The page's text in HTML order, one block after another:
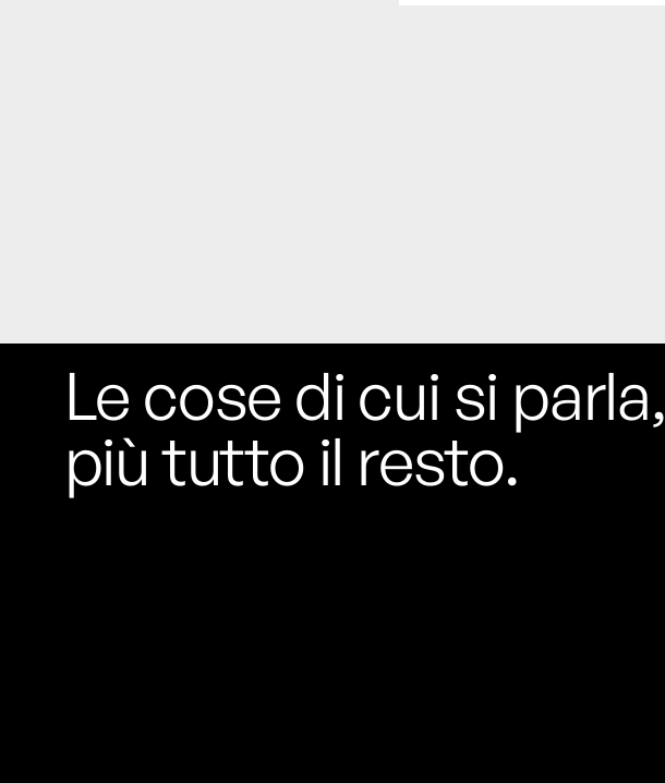
Il Pentagono ha improvvisamente
feriti nella guerra in IranPare su
richiesta diretta dalla Casa Bianca.
Le cose di cui si parla,
più tutto il resto.